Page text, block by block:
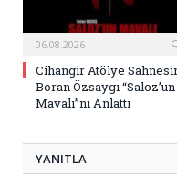
06.08.2026
Cihangir Atölye
Boran Özsaygı “Saloz’un
Mavalı”nı Anlattı
YANITLA